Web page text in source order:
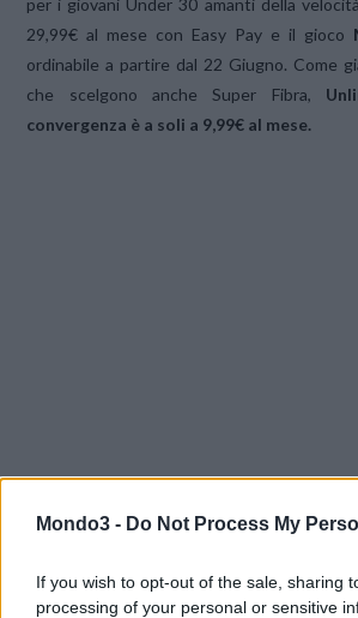
Mondo3 - Do Not Process My
If you wish to opt-out of the sale, sharing
processing of your personal or sensitive
per i giovani Under 30 amanti della
29,99€ al mese con Easy Pay e il gioco
ordinabile a partire dal 22 Giugno. Come
che scelgono anche Super Fibra,
convergenza è a soli a 9,99€ al mese.